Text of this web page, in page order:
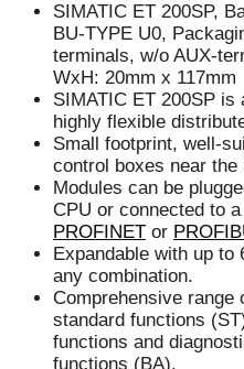
SIMATIC ET 200SP,
BU-TYPE U0,
terminals, w/o AUX-
WxH: 20mm x 117mm
SIMATIC ET 200SP is
highly flexible
Small footprint, well-
control boxes near the
Modules can be
CPU or connected to
PROFINET or
Expandable with up to
any combination.
Comprehensive range
standard functions
functions and
functions (BA).